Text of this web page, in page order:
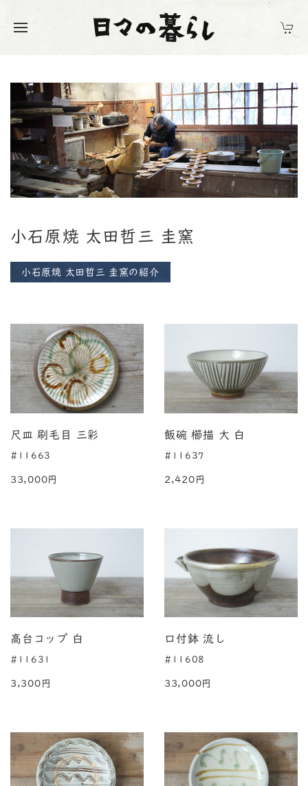
小石原焼 太田哲三 圭窯
小石原焼 太田哲三 圭窯の紹介
尺皿 刷毛目 三彩
#11663
33,000円
飯碗 櫛描 大 白
#11637
2,420円
高台コップ 白
#11631
3,300円
口付鉢 流し
#11608
33,000円